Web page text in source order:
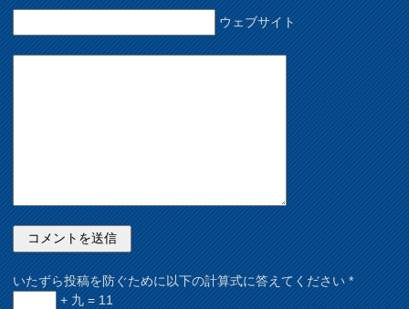
ウェブサイト
いたずら投稿を防ぐために以下の計算式に答えてください*
+ 九 = 11